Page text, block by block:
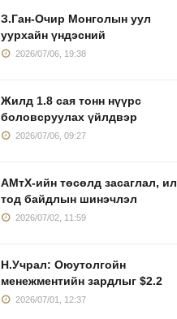
З.Ган-Очир Монголын уул
уурхайн үндэсний
2026/07/06, 19:38
Жилд 1.8 сая тонн нүүрс
боловсруулах үйлдвэр
2026/07/06, 09:27
АМтХ-ийн төсөлд засаглал, ил
тод байдлын шинэчлэл
2026/07/02, 11:59
Н.Учрал: Оюутолгойн
менежментийн зардлыг $2.2
2026/07/01, 12:37